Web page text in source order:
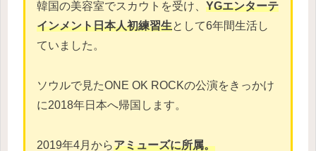
韓国の美容室でスカウトを受け、 YGエンターテ
インメント日本人初練習生として6年間生活し
ていました。
ソウルで見たONE OK ROCKの公演をきっかけ
に2018年日本へ帰国します。
2019年4月からアミューズに所属。